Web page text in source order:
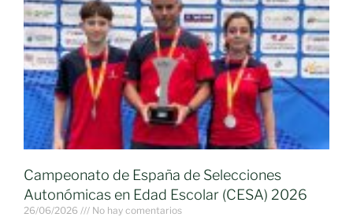
Campeonato de España de Selecciones
Autonómicas en Edad Escolar (CESA) 2026
26/06/2026 No hay comentarios